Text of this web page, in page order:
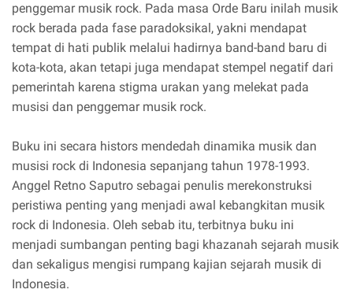
penggemar musik rock. Pada masa Orde Baru inilah musik
rock berada pada fase paradoksikal, yakni mendapat
tempat di hati publik melalui hadirnya band-band baru di
kota-kota, akan tetapi juga mendapat stempel negatif dari
pemerintah karena stigma urakan yang melekat pada
musisi dan penggemar musik rock.
Buku ini secara histors mendedah dinamika musik dan
musisi rock di Indonesia sepanjang tahun 1978-1993.
Anggel Retno Saputro sebagai penulis merekonstruksi
peristiwa penting yang menjadi awal kebangkitan musik
rock di Indonesia. Oleh sebab itu, terbitnya buku ini
menjadi sumbangan penting bagi khazanah sejarah musik
dan sekaligus mengisi rumpang kajian sejarah musik di
Indonesia.